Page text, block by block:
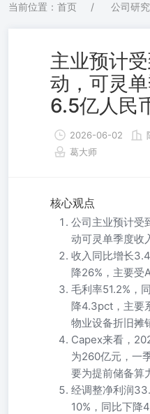
当前位置：首页 / 公司研究
主业预计
动，可灵
6.5亿人民
2026-06-02
葛大师
核心观点
公司主业预计受
动可灵单季度收
收入同比增长
降26%，主要受
毛利率51.2%，
降4.3pct，主要
物业设备折旧摊
Capex来看，
为260亿元，一
要为提前储备算
经调整净利润
10%，同比下降